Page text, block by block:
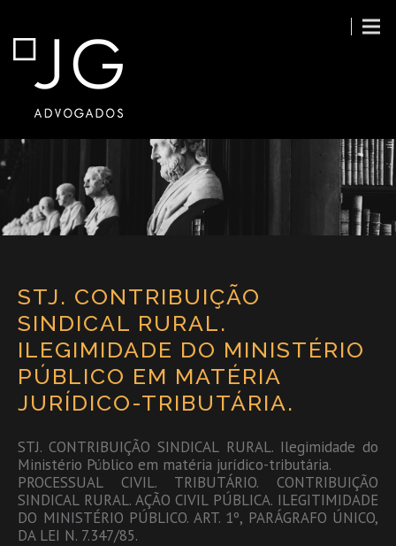
STJ. CONTRIBUIÇÃO
SINDICAL RURAL.
ILEGIMIDADE DO MINISTÉRIO
PÚBLICO EM MATÉRIA
JURÍDICO-TRIBUTÁRIA.
STJ. CONTRIBUIÇÃO SINDICAL RURAL. Ilegimidade do
Ministério Público em matéria jurídico-tributária.
PROCESSUAL CIVIL. TRIBUTÁRIO. CONTRIBUIÇÃO
SINDICAL RURAL. AÇÃO CIVIL PÚBLICA. ILEGITIMIDADE
DO MINISTÉRIO PÚBLICO. ART. 1º, PARÁGRAFO ÚNICO,
DA LEI N. 7.347/85.